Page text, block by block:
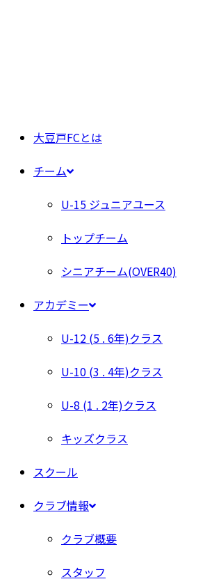
大豆戸FCとは
チーム
U-15 ジュニアユース
トップチーム
シニアチーム(OVER40)
アカデミー
U-12 (5 . 6年)クラス
U-10 (3 . 4年)クラス
U-8 (1 . 2年)クラス
キッズクラス
スクール
クラブ情報
クラブ概要
スタッフ